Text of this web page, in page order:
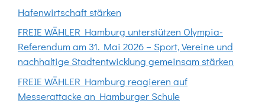
Hafenwirtschaft stärken
FREIE WÄHLER Hamburg unterstützen Olympia-
Referendum am 31. Mai 2026 – Sport, Vereine und
nachhaltige Stadtentwicklung gemeinsam stärken
FREIE WÄHLER Hamburg reagieren auf
Messerattacke an Hamburger Schule